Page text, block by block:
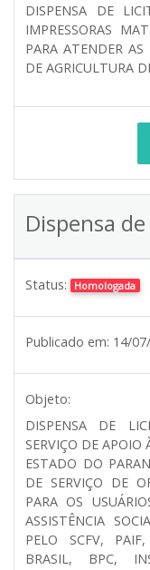
DISPENSA DE
IMPRESSORAS
PARA ATENDER
DE AGRICULTURA
Dispensa
Status: Homologada
Publicado em: 14/
Objeto:
DISPENSA DE
SERVIÇO DE APOIO
ESTADO DO
DE SERVIÇO DE
PARA OS
ASSISTÊNCIA
PELO SCFV,
BRASIL, BPC,